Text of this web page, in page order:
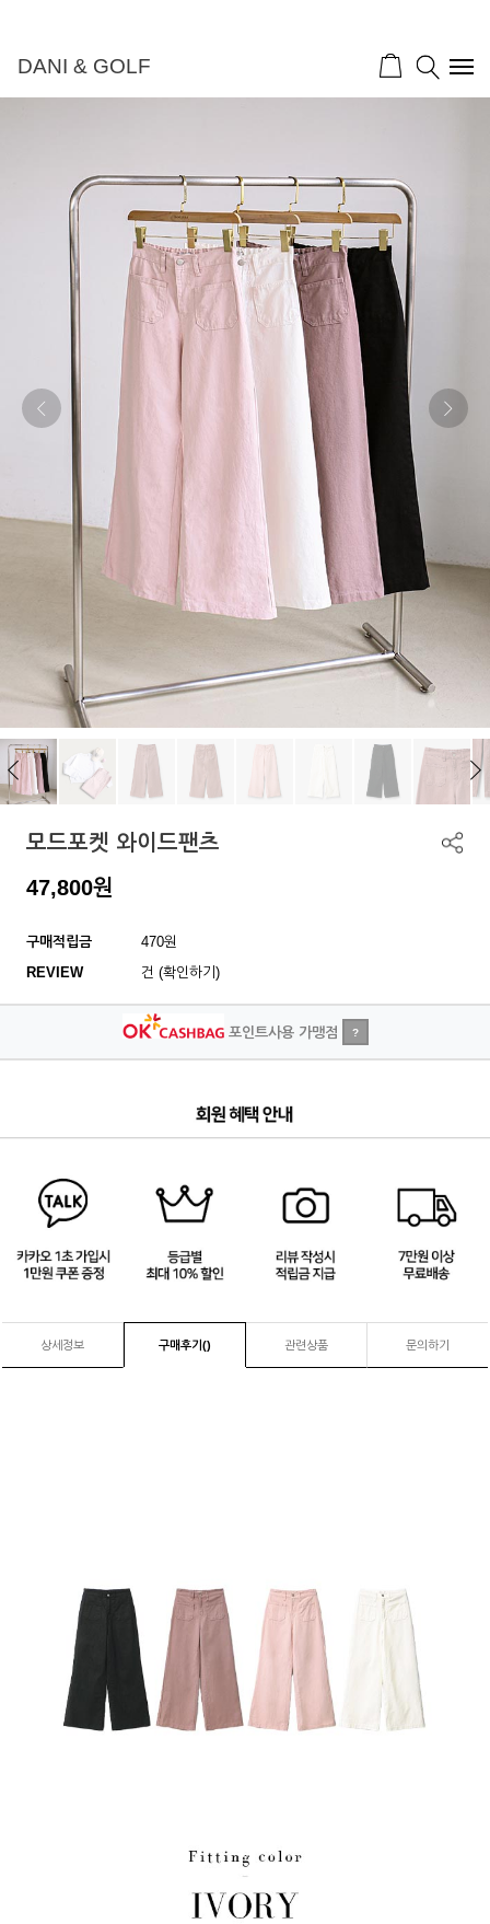
DANI & GOLF
모드포켓 와이드팬츠
47,800원
구매적립금
470원
REVIEW
건 (확인하기)
포인트사용 가맹점 ?
상세정보 구매후기() 관련상품 문의하기